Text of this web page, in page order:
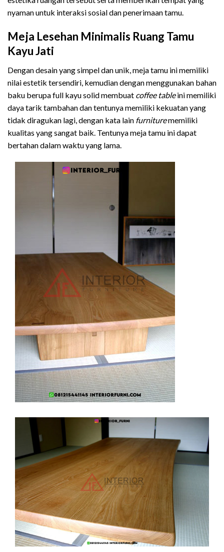
nyaman untuk interaksi sosial dan penerimaan tamu.
Meja Lesehan Minimalis Ruang Tamu
Kayu Jati
Dengan desain yang simpel dan unik, meja tamu ini memiliki
nilai estetik tersendiri, kemudian dengan menggunakan bahan
baku berupa full kayu solid membuat coffee tableini memiliki
daya tarik tambahan dan tentunya memiliki kekuatan yang
tidak diragukan lagi, dengan kata lain furniturememiliki
kualitas yang sangat baik. Tentunya meja tamu ini dapat
bertahan dalam waktu yang lama.